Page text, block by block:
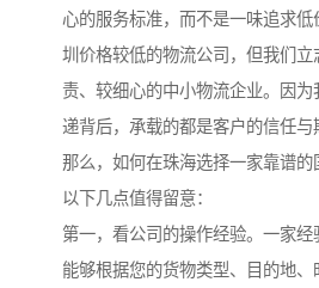
心的服务标准，而不是一味追求
圳价格较低的物流公司，但我们立
责、较细心的中小物流企业。因
递背后，承载的都是客户的信任与
那么，如何在珠海选择一家靠谱的
以下几点值得留意：
第一，看公司的操作经验。一家经
能够根据您的货物类型、目的地、